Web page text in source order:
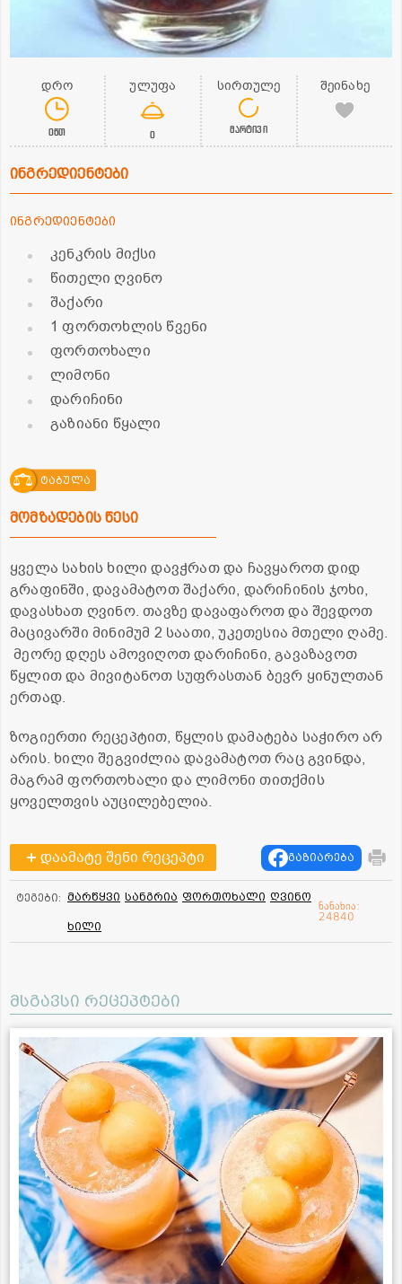
დრო
0წთ
ულუფა
0
სირთულე
მარტივი
შეინახე
ინგრედიენტები
ინგრედიენტები
კენკრის მიქსი
წითელი ღვინო
შაქარი
1 ფორთოხლის წვენი
ფორთოხალი
ლიმონი
დარიჩინი
გაზიანი წყალი
ტაბულა
მომზადების წესი
ყველა სახის ხილი დავჭრათ და ჩავყაროთ დიდ
გრაფინში, დავამატოთ შაქარი, დარიჩინის ჯოხი,
დავასხათ ღვინო. თავზე დავაფაროთ და შევდოთ
მაცივარში მინიმუმ 2 საათი, უკეთესია მთელი ღამე.
მეორე დღეს ამოვიღოთ დარიჩინი, გავაზავოთ
წყლით და მივიტანოთ სუფრასთან ბევრ ყინულთან
ერთად.
ზოგიერთი რეცეპტით, წყლის დამატება საჭირო არ
არის. ხილი შეგვიძლია დავამატოთ რაც გვინდა,
მაგრამ ფორთოხალი და ლიმონი თითქმის
ყოველთვის აუცილებელია.
დაამატე შენი რეცეპტი გაზიარება
ტეგები: მარწყვი სანგრია ფორთოხალი ღვინო
ხილი
ნანახია:
24840
მსგავსი რეცეპტები